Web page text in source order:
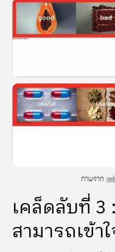
ภาพจาก
เคล็ดลับที่ 3
สามารถเข้า